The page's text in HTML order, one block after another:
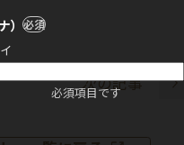
） 必須
必須項目です
次の記事